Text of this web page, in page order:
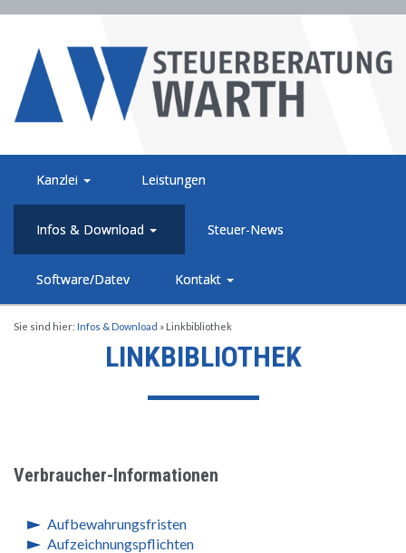
Kanzlei Leistungen
Infos & Download Steuer-News
Software/Datev Kontakt
Sie sind hier: Infos & Download » Linkbibliothek
LINKBIBLIOTHEK
Verbraucher-Informationen
Aufbewahrungsfristen
Aufzeichnungspflichten